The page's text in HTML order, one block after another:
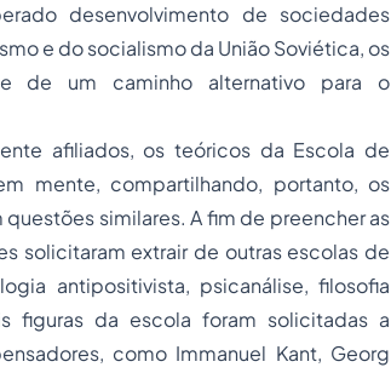
desenvolvimento de sociedades
e do socialismo da União Soviética, os
de um caminho alternativo para o
afiliados, os teóricos da Escola de
mente, compartilhando, portanto, os
similares. A fim de preencher as
solicitaram extrair de outras escolas de
antipositivista, psicanálise, filosofia
figuras da escola foram solicitadas a
como Immanuel Kant, Georg